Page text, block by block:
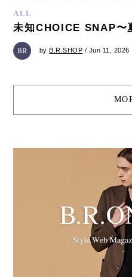
ALL
未知CHOICE SNAP〜
byB.R.SHOP / Jun 11, 2026